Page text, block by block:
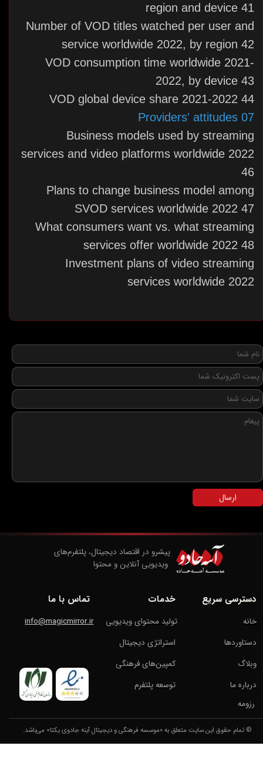
region and device 41
Number of VOD titles watched per user and
service worldwide 2022, by region 42
VOD consumption time worldwide 2021-
2022, by device 43
VOD global device share 2021-2022 44
07 Providers' attitudes
Business models used by streaming
services and video platforms worldwide 2022
46
Plans to change business model among
SVOD services worldwide 2022 47
What consumers want vs. what streaming
services offer worldwide 2022 48
Investment plans of video streaming
services worldwide 2022
ارسال
دسترسی سریع
خانه
دستاوردها
وبلاگ
درباره ما
رزومه
خدمات
تولید محتوای ویدیویی
استراتژی دیجیتال
کمپین‌های فرهنگی
توسعه پلتفرم
info@magicmirror.ir
تماس با ما
پیشرو در اقتصاد دیجیتال، پلتفرم‌های
​​​​​​​ ویدیویی آنلاین و محتوا
© تمام حقوق این سایت متعلق به «موسسه فرهنگی و دیجیتال آینه‌ جادوی یکتا» می‌باشد.